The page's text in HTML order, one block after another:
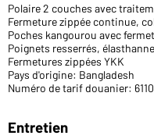
Polaire 2 couches avec
Fermeture zippée continue,
Poches kangourou avec
Poignets resserrés, élasthanne
Fermetures zippées YKK
Pays d'origine: Bangladesh
Numéro de tarif douanier:
Entretien